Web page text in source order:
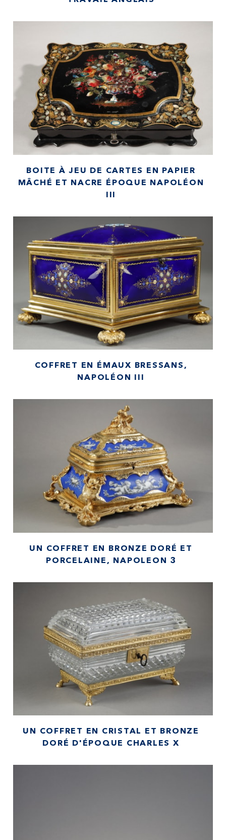
BOITE À JEU DE CARTES EN PAPIER
MÂCHÉ ET NACRE ÉPOQUE NAPOLÉON
COFFRET EN ÉMAUX BRESSANS,
NAPOLÉON III
UN COFFRET EN BRONZE DORÉ ET
PORCELAINE, NAPOLEON 3
UN COFFRET EN CRISTAL ET BRONZE
DORÉ D'ÉPOQUE CHARLES X